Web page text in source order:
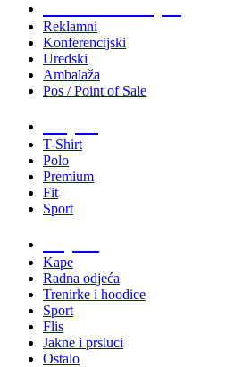
Reklamni
Konferencijski
Uredski
Ambalaža
Pos / Point of Sale
T-Shirt
Polo
Premium
Fit
Sport
Kape
Radna odjeća
Trenirke i hoodice
Sport
Flis
Jakne i prsluci
Ostalo